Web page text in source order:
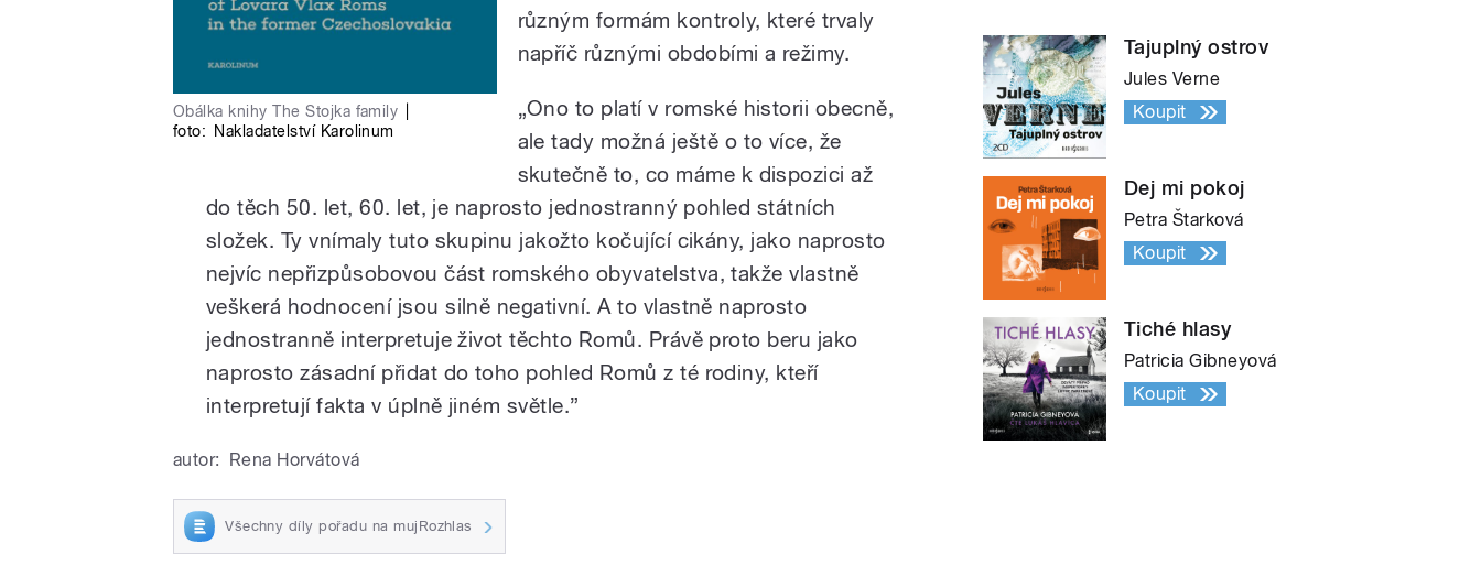
Obálka knihy The Stojka family
foto:
Nakladatelství Karolinum
různým formám kontroly, které trvaly
napříč různými obdobími a režimy.
„Ono to platí v romské historii obecně,
ale tady možná ještě o to více, že
skutečně to, co máme k dispozici až
do těch 50. let, 60. let, je naprosto jednostranný pohled státních
složek. Ty vnímaly tuto skupinu jakožto kočující cikány, jako naprosto
nejvíc nepřizpůsobovou část romského obyvatelstva, takže vlastně
veškerá hodnocení jsou silně negativní. A to vlastně naprosto
jednostranně interpretuje život těchto Romů. Právě proto beru jako
naprosto zásadní přidat do toho pohled Romů z té rodiny, kteří
interpretují fakta v úplně jiném světle.”
autor: Rena Horvátová
Všechny díly pořadu na mujRozhlas
Tajuplný ostrov
Jules Verne
Koupit
Dej mi pokoj
Petra Štarková
Koupit
Tiché hlasy
Patricia Gibneyová
Koupit